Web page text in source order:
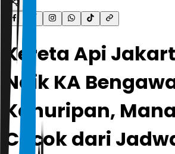
Kereta Api
Naik KA
Kahuripan,
Cocok dari